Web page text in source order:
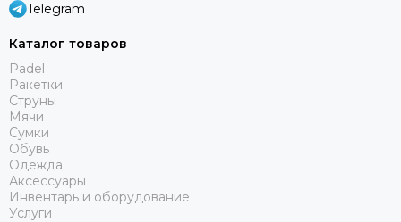
Telegram
Каталог товаров
Padel
Ракетки
Струны
Мячи
Сумки
Обувь
Одежда
Аксессуары
Инвентарь и оборудование
Услуги